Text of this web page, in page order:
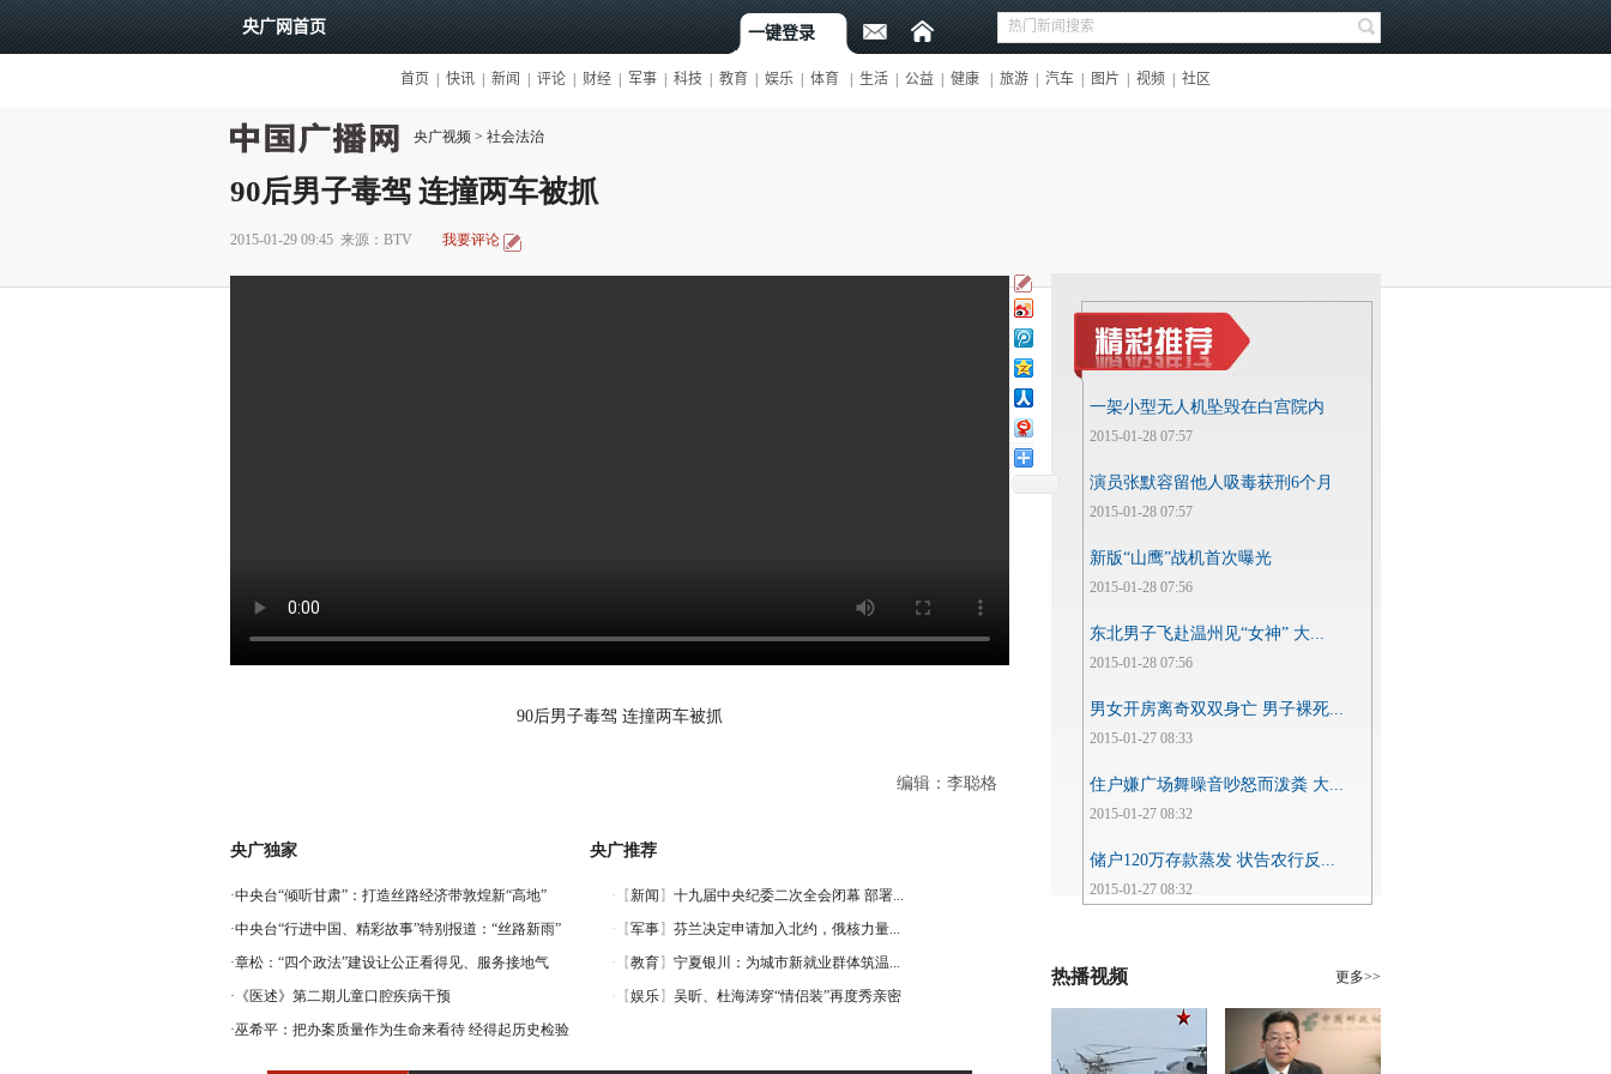
央广视频 > 社会法治
90后男子毒驾 连撞两车被抓
2015-01-29 09:45 来源：BTV 我要评论
90后男子毒驾 连撞两车被抓
编辑：李聪格
央广独家
·中央台“倾听甘肃”：打造丝路经济带敦煌新“高地”
·中央台“行进中国、精彩故事”特别报道：“丝路新雨”
·章松：“四个政法”建设让公正看得见、服务接地气
· 《医述》第二期儿童口腔疾病干预
·巫希平：把办案质量作为生命来看待 经得起历史检验
央广推荐
一架小型无人机坠毁在白宫院内
2015-01-28 07:57
演员张默容留他人吸毒获刑6个月
2015-01-28 07:57
新版“山鹰”战机首次曝光
2015-01-28 07:56
东北男子飞赴温州见“女神” 大...
2015-01-28 07:56
男女开房离奇双双身亡 男子裸死...
2015-01-27 08:33
住户嫌广场舞噪音吵怒而泼粪 大...
2015-01-27 08:32
储户120万存款蒸发 状告农行反...
2015-01-27 08:32
热播视频 更多>>